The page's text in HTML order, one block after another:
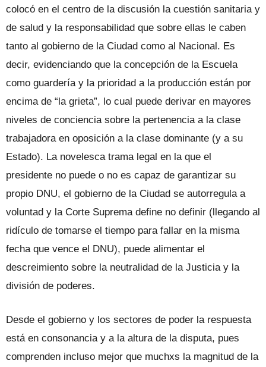
colocó en el centro de la discusión la cuestión sanitaria y
de salud y la responsabilidad que sobre ellas le caben
tanto al gobierno de la Ciudad como al Nacional. Es
decir, evidenciando que la concepción de la Escuela
como guardería y la prioridad a la producción están por
encima de “la grieta”, lo cual puede derivar en mayores
niveles de conciencia sobre la pertenencia a la clase
trabajadora en oposición a la clase dominante (y a su
Estado). La novelesca trama legal en la que el
presidente no puede o no es capaz de garantizar su
propio DNU, el gobierno de la Ciudad se autorregula a
voluntad y la Corte Suprema define no definir (llegando al
ridículo de tomarse el tiempo para fallar en la misma
fecha que vence el DNU), puede alimentar el
descreimiento sobre la neutralidad de la Justicia y la
división de poderes.
Desde el gobierno y los sectores de poder la respuesta
está en consonancia y a la altura de la disputa, pues
comprenden incluso mejor que muchxs la magnitud de la